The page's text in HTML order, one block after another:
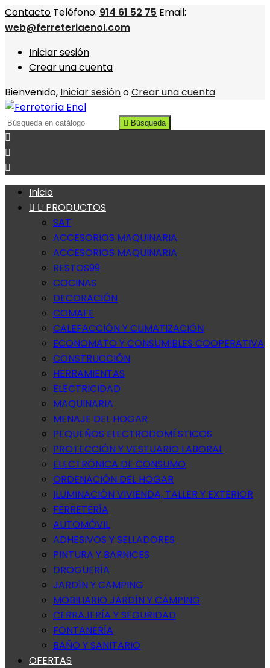
Contacto Teléfono: 914 61 52 75 Email:
web@ferreteriaenol.com
Iniciar sesión
Crear una cuenta
Bienvenido, Iniciar sesiónoCrear una cuenta
 Búsqueda



Inicio
  PRODUCTOS
SAT
ACCESORIOS MAQUINARIA
ACCESORIOS MAQUINARIA
RESTOS99
COCINAS
DECORACIÓN
COMAFE
CALEFACCIÓN Y CLIMATIZACIÓN
ECONOMATO Y CONSUMIBLES COOPERATIVA
CONSTRUCCIÓN
HERRAMIENTAS
ELECTRICIDAD
MAQUINARIA
MENAJE DEL HOGAR
PEQUEÑOS ELECTRODOMÉSTICOS
PROTECCIÓN Y VESTUARIO LABORAL
ELECTRÓNICA DE CONSUMO
ORDENACIÓN DEL HOGAR
ILUMINACIÓN VIVIENDA, TALLER Y EXTERIOR
FERRETERÍA
AUTOMÓVIL
ADHESIVOS Y SELLADORES
PINTURA Y BARNICES
DROGUERÍA
JARDÍN Y CAMPING
MOBILIARIO JARDÍN Y CAMPING
CERRAJERÍA Y SEGURIDAD
FONTANERÍA
BAÑO Y SANITARIO
OFERTAS